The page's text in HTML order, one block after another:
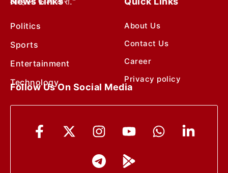
Politics
Sports
Entertainment
Technology
About Us
Contact Us
Career
Privacy policy
Follow Us On Social Media